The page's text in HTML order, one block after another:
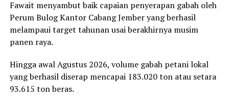
peluncuran ambulans yang diperuntukkan bagi 38 DPD
PRI di seluruh Indonesia.
Reporter:Juan Ambarita
Fawait menyambut baik capaian penyerapan gabah oleh
Perum Bulog Kantor Cabang Jember yang berhasil
melampaui target tahunan usai berakhirnya musim
panen raya.
Hingga awal Agustus 2026, volume gabah petani lokal
yang berhasil diserap mencapai 183.020 ton atau setara
93.615 ton beras.